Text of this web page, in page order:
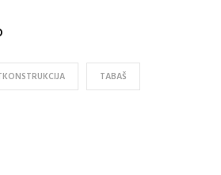
TABAŠ